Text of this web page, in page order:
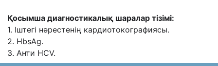
Қосымша диагностикалық шаралар тізімі:
1. Іштегі нәрестенің кардиотокографиясы.
2. HbsAg.
3. Анти HCV.